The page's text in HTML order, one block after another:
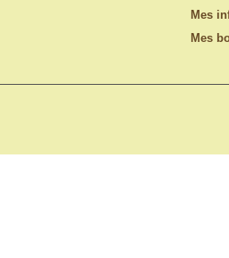
Mes
Mes